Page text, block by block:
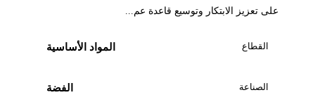
على تعزيز الابتكار وتوسيع قاعدة عم...
القطاع المواد الأساسية
الصناعة الفضة